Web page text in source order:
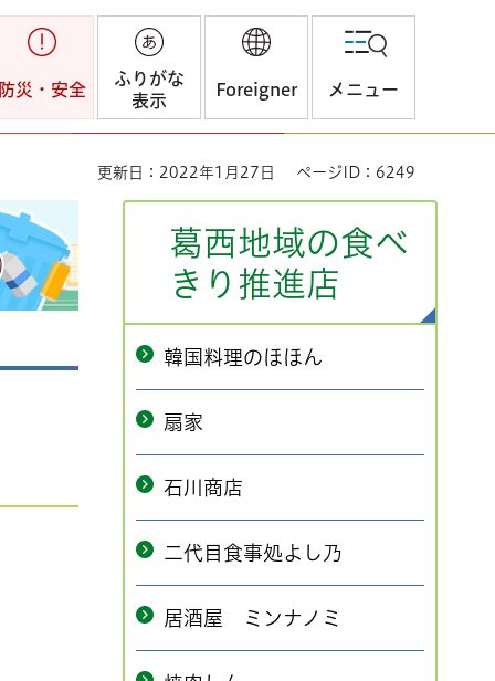
災・安全
ふりがな
表示
Foreigner メニュー
更新日：2022年1月27日 ページID：6249
葛西地域の食べ
きり推進店
韓国料理のほほん
扇家
石川商店
二代目食事処よし乃
居酒屋 ミンナノミ